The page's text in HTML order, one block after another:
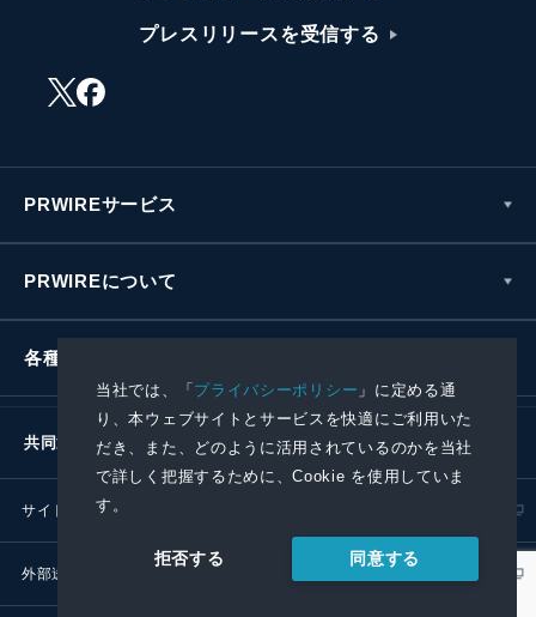
当社では、「プライバシーポリシー 」に定める通
り、本ウェブサイトとサービスを快適にご利用いた
だき、また、どのように活用されているのかを当社
で詳しく把握するために、Cookie を使用していま
す。
拒否する 同意する
プレスリリースを受信する
PRWIREサービス
PRWIREについて
各種お問い合わせ
共同通信社グループ
サイトポリシー
外部送信ポリシー